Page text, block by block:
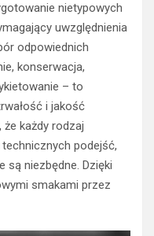
nietypowych
uwzględnienia
odpowiednich
konserwacja,
– to
i jakość
każdy rodzaj
podejść,
są niezbędne. Dzięki
smakami przez